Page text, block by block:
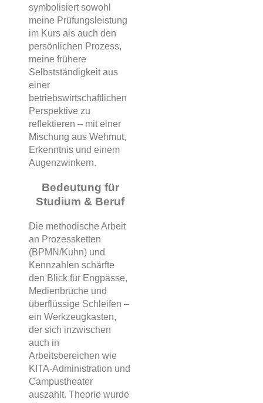
symbolisiert sowohl
meine Prüfungsleistung
im Kurs als auch den
persönlichen Prozess,
meine frühere
Selbstständigkeit aus
einer
betriebswirtschaftlichen
Perspektive zu
reflektieren – mit einer
Mischung aus Wehmut,
Erkenntnis und einem
Augenzwinkern.
Bedeutung für
Studium & Beruf
Die methodische Arbeit
an Prozessketten
(BPMN/Kuhn) und
Kennzahlen schärfte
den Blick für Engpässe,
Medienbrüche und
überflüssige Schleifen –
ein Werkzeugkasten,
der sich inzwischen
auch in
Arbeitsbereichen wie
KITA-Administration und
Campustheater
auszahlt. Theorie wurde